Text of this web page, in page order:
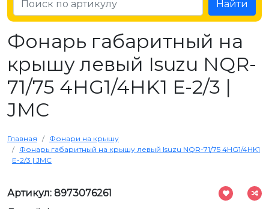
Найти
Фонарь габаритный на
крышу левый Isuzu NQR-
71/75 4HG1/4HK1 Е-2/3 |
JMC
Главная
Фонари на крышу
Фонарь габаритный на крышу левый Isuzu NQR-71/75 4HG1/4HK1
Е-2/3 | JMC
Артикул: 8973076261